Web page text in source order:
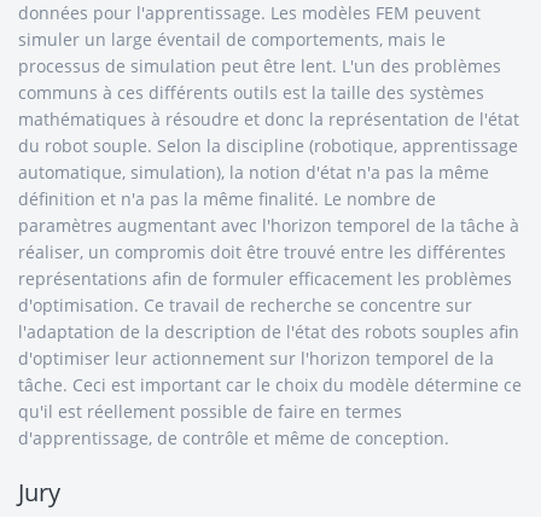
données pour l'apprentissage. Les modèles FEM peuvent
simuler un large éventail de comportements, mais le
processus de simulation peut être lent. L'un des problèmes
communs à ces différents outils est la taille des systèmes
mathématiques à résoudre et donc la représentation de l'état
du robot souple. Selon la discipline (robotique, apprentissage
automatique, simulation), la notion d'état n'a pas la même
définition et n'a pas la même finalité. Le nombre de
paramètres augmentant avec l'horizon temporel de la tâche à
réaliser, un compromis doit être trouvé entre les différentes
représentations afin de formuler efficacement les problèmes
d'optimisation. Ce travail de recherche se concentre sur
l'adaptation de la description de l'état des robots souples afin
d'optimiser leur actionnement sur l'horizon temporel de la
tâche. Ceci est important car le choix du modèle détermine ce
qu'il est réellement possible de faire en termes
d'apprentissage, de contrôle et même de conception.
Jury